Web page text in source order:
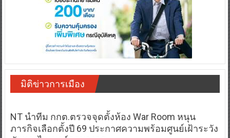
มิติข่าวการเมือง
NT นำทีม กกต.ตรวจจุดตั้งห้อง War Room หนุน
ภารกิจเลือกตั้งปี 69 ประกาศความพร้อมศูนย์เฝ้าระวัง